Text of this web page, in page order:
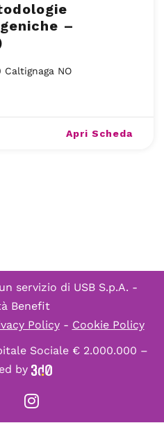
–
Caltignaga NO
Apri Scheda
servizio di USB S.p.A. -
Benefit
Policy- Cookie Policy
Sociale € 2.000.000 –
by